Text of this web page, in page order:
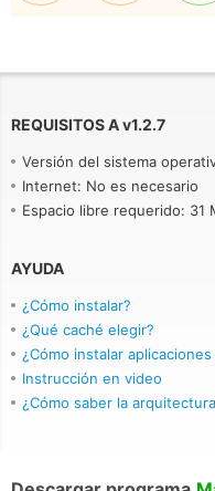
REQUISITOS Av1.2.7
Versión del sistema
Internet: No es necesario
Espacio libre requerido: 31
AYUDA
¿Cómo instalar?
¿Qué caché elegir?
¿Cómo instalar
Instrucción en video
¿Cómo saber la